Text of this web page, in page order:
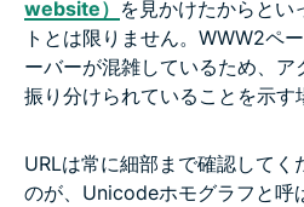
website） を見かけたからとい
トとは限りません。WWW2ペ
ーバーが混雑しているため、
振り分けられていることを示す
URLは常に細部まで確認してく
のが、Unicodeホモグラフと呼